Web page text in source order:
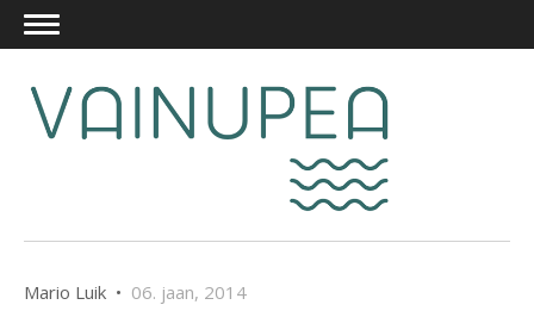
Mario Luik • 06. jaan, 2014